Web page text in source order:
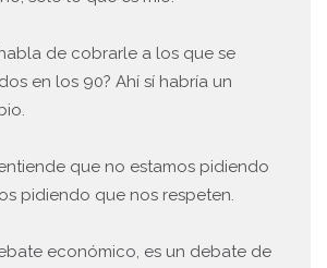
de cobrarle a los que se
en los 90? Ahí sí habría un
que no estamos pidiendo
pidiendo que nos respeten.
económico, es un debate de